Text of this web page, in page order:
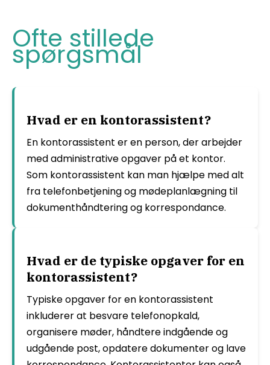
Ofte stillede
spørgsmål
Hvad er en kontorassistent?
En kontorassistent er en person, der arbejder
med administrative opgaver på et kontor.
Som kontorassistent kan man hjælpe med alt
fra telefonbetjening og mødeplanlægning til
dokumenthåndtering og korrespondance.
Hvad er de typiske opgaver for en
kontorassistent?
Typiske opgaver for en kontorassistent
inkluderer at besvare telefonopkald,
organisere møder, håndtere indgående og
udgående post, opdatere dokumenter og lave